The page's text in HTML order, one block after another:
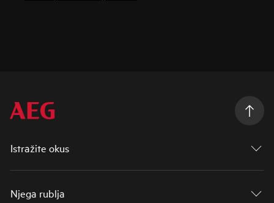
Istražite okus
Njega rublja